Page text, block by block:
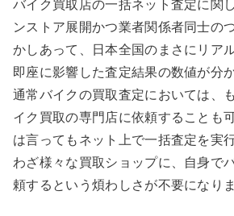
バイク買取店の一括ネット査定に関
ンストア展開かつ業者関係者同士の
かしあって、日本全国のまさにリア
即座に影響した査定結果の数値が分
通常バイクの買取査定においては、
イク買取の専門店に依頼することも
は言ってもネット上で一括査定を実
わざ様々な買取ショップに、自身で
頼するという煩わしさが不要になりま